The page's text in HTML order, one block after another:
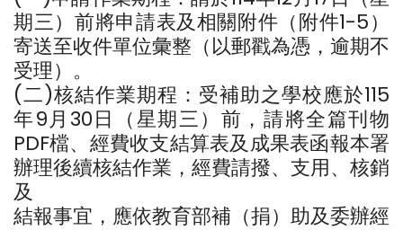
期三）前將申請表及相關附件（附件1-5）
寄送至收件單位彙整（以郵戳為憑，逾期不
受理）。
(二)核結作業期程：受補助之學校應於115
年9月30日（星期三）前，請將全篇刊物
PDF檔、經費收支結算表及成果表函報本署
辦理後續核結作業，經費請撥、支用、核銷
及
結報事宜，應依教育部補（捐）助及委辦經